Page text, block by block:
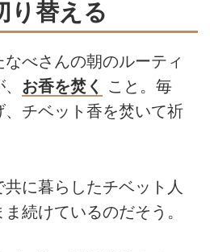
り替える
なべさんの朝のルーティ
お香を焚く
こと。毎
チベット香を焚いて祈
に暮らしたチベット人
続けているのだそう。